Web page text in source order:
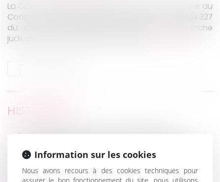
La Cour de cassation décide de ne pas renvoyer au
Conseil constitutionnel une QPC relative à l’article 327
du code civil concernant l’action en recherche
judicaire de paternité hors mariage...
HISTORIQUE
Redressement Urssaf pour discrimination
Choix d’un dispositif de construction présentant
un risque excessif, dans une optique de réduction
des coûts : responsabilité des entreprises
Information sur les cookies
Nous avons recours à des cookies techniques pour